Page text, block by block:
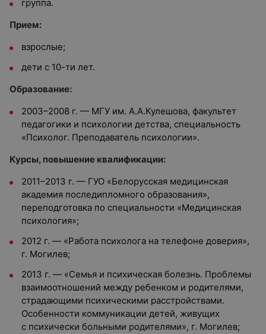
группа.
Прием:
взрослые;
дети с 10-ти лет.
Образование:
2003–2008 г. — МГУ им. А.А.Кулешова, факультет
педагогики и психологии детства, специальность
«Психолог. Преподаватель психологии».
Курсы, повышение квалификации:
2011–2013 г. — ГУО «Белорусская медицинская
академия последипломного образования»,
переподготовка по специальности «Медицинская
психология»;
2012 г. — «Работа психолога на телефоне доверия»,
г. Могилев;
2013 г. — «Семья и психическая болезнь. Проблемы
взаимоотношений между ребенком и родителями,
страдающими психическими расстройствами.
Особенности коммуникации детей, живущих
с психически больными родителями», г. Могилев;